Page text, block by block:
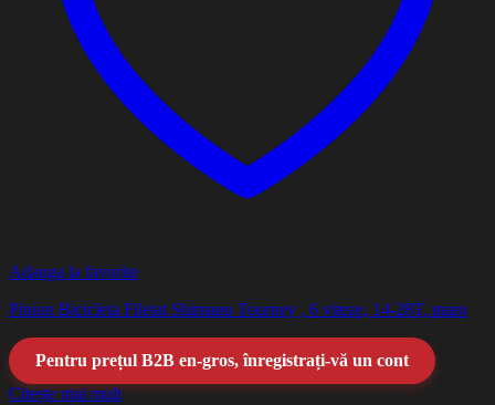
Adauga la favorite
Pinion Bicicleta Filetat Shimano Tourney , 6 viteze, 14-28T, maro
Pentru prețul B2B en-gros, înregistrați-vă un cont
Citește mai mult